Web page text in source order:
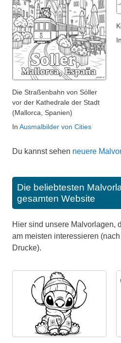
Die Straßenbahn von Sóller
vor der Kathedrale der Stadt
(Mallorca, Spanien)
In Ausmalbilder von Cities
In
Du kannst sehen neuere
Die beliebtesten
gesamten Website
Hier sind unsere Malvorlagen,
am meisten interessieren
Drucke).